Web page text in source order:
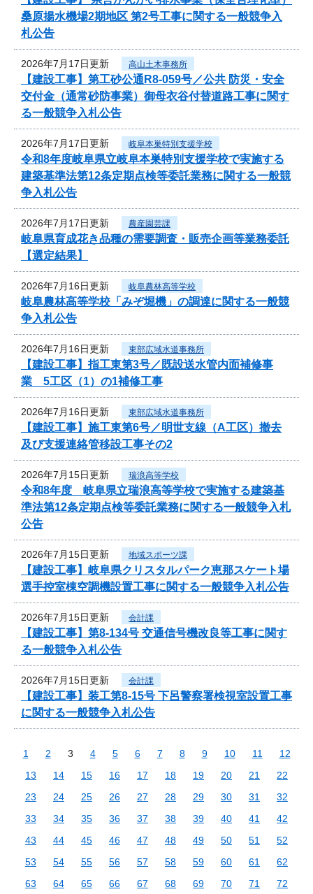
桑原揚水機場2期地区 第2号工事に関する一般競争入
札公告
2026年7月17日更新 高山土木事務所
【建設工事】第工砂公通R8-059号／公共 防災・安全
交付金（通常砂防事業）御母衣谷付替道路工事に関す
る一般競争入札公告
2026年7月17日更新 岐阜本巣特別支援学校
令和8年度岐阜県立岐阜本巣特別支援学校で実施する
建築基準法第12条定期点検等委託業務に関する一般競
争入札公告
2026年7月17日更新 農産園芸課
岐阜県育成花き品種の需要調査・販売企画等業務委託
【選定結果】
2026年7月16日更新 岐阜農林高等学校
岐阜農林高等学校「みぞ堀機」の調達に関する一般競
争入札公告
2026年7月16日更新 東部広域水道事務所
【建設工事】指工東第3号／既設送水管内面補修事
業 5工区（1）の1補修工事
2026年7月16日更新 東部広域水道事務所
【建設工事】施工東第6号／明世支線（A工区）撤去
及び支援連絡管移設工事その2
2026年7月15日更新 瑞浪高等学校
令和8年度 岐阜県立瑞浪高等学校で実施する建築基
準法第12条定期点検等委託業務に関する一般競争入札
公告
2026年7月15日更新 地域スポーツ課
【建設工事】岐阜県クリスタルパーク恵那スケート場
選手控室棟空調機設置工事に関する一般競争入札公告
2026年7月15日更新 会計課
【建設工事】第8-134号 交通信号機改良等工事に関す
る一般競争入札公告
2026年7月15日更新 会計課
【建設工事】装工第8-15号 下呂警察署検視室設置工事
に関する一般競争入札公告
1 2 3 4 5 6 7 8 9 10 11
12
13
14 15 16 17 18 19 20 21
22
23
24 25 26 27 28 29 30 31
32
33
34 35 36 37 38 39 40 41
42
43
44 45 46 47 48 49 50 51
52
53
54 55 56 57 58 59 60 61
62
63
64 65 66 67 68 69 70 71
72